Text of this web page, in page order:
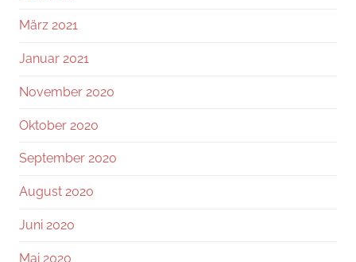
März 2021
Januar 2021
November 2020
Oktober 2020
September 2020
August 2020
Juni 2020
Mai 2020